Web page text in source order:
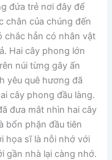
đứa trẻ nơi đây để
chân của chúng đến
chắc hẳn có nhân vật
Hai cây phong lớn
núi từng gây ấn
yêu quê hương đã
cây phong đầu làng.
đưa mắt nhìn hai cây
bổn phận đầu tiên
họa sĩ là nỗi nhớ với
gần nhà lại càng nhớ.